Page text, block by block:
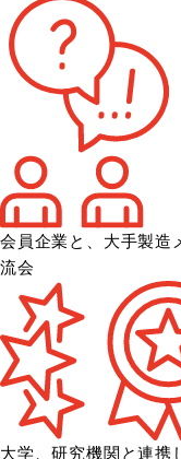
会員企業と、大手製造
流会
大学、研究機関と連携